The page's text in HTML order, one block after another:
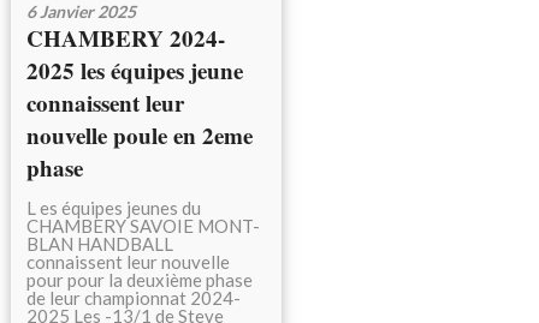
6 Janvier 2025
CHAMBERY 2024-
2025 les équipes jeune
connaissent leur
nouvelle poule en 2eme
phase
L es équipes jeunes du
CHAMBERY SAVOIE MONT-
BLAN HANDBALL
connaissent leur nouvelle
pour pour la deuxième phase
de leur championnat 2024-
2025 Les -13/1 de Steve